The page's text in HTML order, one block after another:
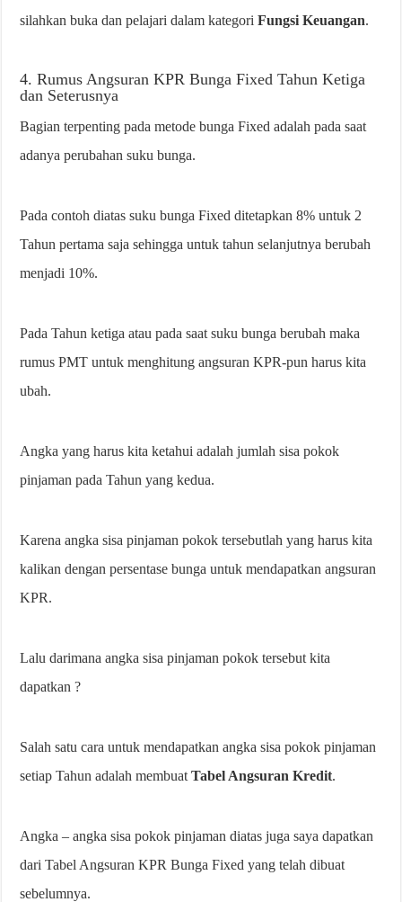
silahkan buka dan pelajari dalam kategoriFungsi Keuangan.
4. Rumus Angsuran KPR Bunga Fixed Tahun Ketiga
dan Seterusnya
Bagian terpenting pada metode bunga Fixed adalah pada saat
adanya perubahan suku bunga.
Pada contoh diatas suku bunga Fixed ditetapkan 8% untuk 2
Tahun pertama saja sehingga untuk tahun selanjutnya berubah
menjadi 10%.
Pada Tahun ketiga atau pada saat suku bunga berubah maka
rumus PMT untuk menghitung angsuran KPR-pun harus kita
ubah.
Angka yang harus kita ketahui adalah jumlah sisa pokok
pinjaman pada Tahun yang kedua.
Karena angka sisa pinjaman pokok tersebutlah yang harus kita
kalikan dengan persentase bunga untuk mendapatkan angsuran
KPR.
Lalu darimana angka sisa pinjaman pokok tersebut kita
dapatkan ?
Salah satu cara untuk mendapatkan angka sisa pokok pinjaman
setiap Tahun adalah membuatTabel Angsuran Kredit.
Angka – angka sisa pokok pinjaman diatas juga saya dapatkan
dari Tabel Angsuran KPR Bunga Fixed yang telah dibuat
sebelumnya.